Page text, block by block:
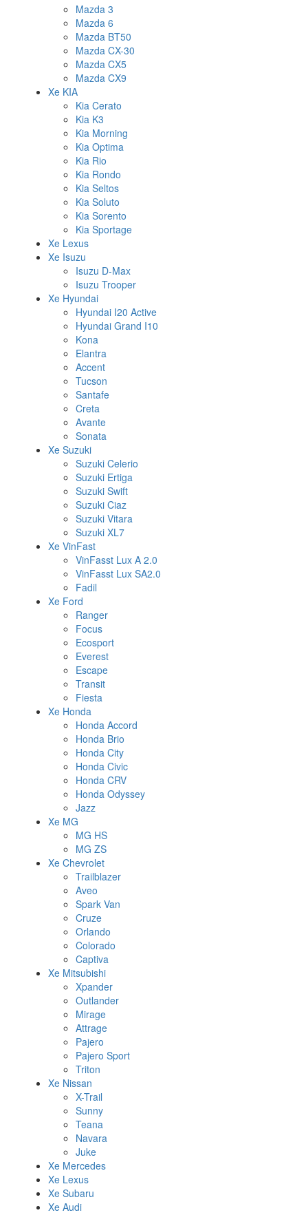
Mazda 3
Mazda 6
Mazda BT50
Mazda CX-30
Mazda CX5
Mazda CX9
Xe KIA
Kia Cerato
Kia K3
Kia Morning
Kia Optima
Kia Rio
Kia Rondo
Kia Seltos
Kia Soluto
Kia Sorento
Kia Sportage
Xe Lexus
Xe Isuzu
Isuzu D-Max
Isuzu Trooper
Xe Hyundai
Hyundai I20 Active
Hyundai Grand I10
Kona
Elantra
Accent
Tucson
Santafe
Creta
Avante
Sonata
Xe Suzuki
Suzuki Celerio
Suzuki Ertiga
Suzuki Swift
Suzuki Ciaz
Suzuki Vitara
Suzuki XL7
Xe VinFast
VinFasst Lux A 2.0
VinFasst Lux SA2.0
Fadil
Xe Ford
Ranger
Focus
Ecosport
Everest
Escape
Transit
Fiesta
Xe Honda
Honda Accord
Honda Brio
Honda City
Honda Civic
Honda CRV
Honda Odyssey
Jazz
Xe MG
MG HS
MG ZS
Xe Chevrolet
Trailblazer
Aveo
Spark Van
Cruze
Orlando
Colorado
Captiva
Xe Mitsubishi
Xpander
Outlander
Mirage
Attrage
Pajero
Pajero Sport
Triton
Xe Nissan
X-Trail
Sunny
Teana
Navara
Juke
Xe Mercedes
Xe Lexus
Xe Subaru
Xe Audi